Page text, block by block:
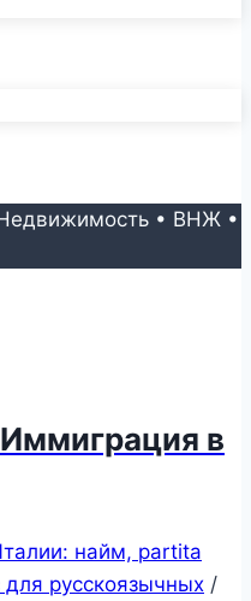
• ВНЖ •
в
найм, partita
для русскоязычных /